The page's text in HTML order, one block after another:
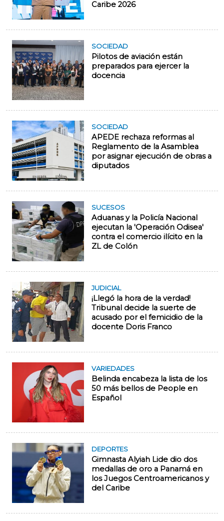
Caribe 2026
SOCIEDAD
Pilotos de aviación están
preparados para ejercer la
docencia
SOCIEDAD
APEDE rechaza reformas al
Reglamento de la Asamblea
por asignar ejecución de obras a
diputados
SUCESOS
Aduanas y la Policía Nacional
ejecutan la 'Operación Odisea'
contra el comercio ilícito en la
ZL de Colón
JUDICIAL
¡Llegó la hora de la verdad!
Tribunal decide la suerte de
acusado por el femicidio de la
docente Doris Franco
VARIEDADES
Belinda encabeza la lista de los
50 más bellos de People en
Español
DEPORTES
Gimnasta Alyiah Lide dio dos
medallas de oro a Panamá en
los Juegos Centroamericanos y
del Caribe